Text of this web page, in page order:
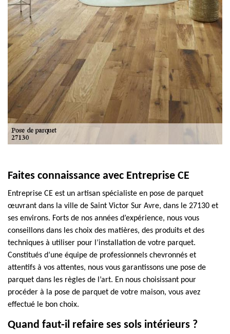
Faites connaissance avec Entreprise CE
Entreprise CE est un artisan spécialiste en pose de parquet
œuvrant dans la ville de Saint Victor Sur Avre, dans le 27130 et
ses environs. Forts de nos années d’expérience, nous vous
conseillons dans les choix des matières, des produits et des
techniques à utiliser pour l’installation de votre parquet.
Constitués d’une équipe de professionnels chevronnés et
attentifs à vos attentes, nous vous garantissons une pose de
parquet dans les règles de l’art. En nous choisissant pour
procéder à la pose de parquet de votre maison, vous avez
effectué le bon choix.
Quand faut-il refaire ses sols intérieurs ?